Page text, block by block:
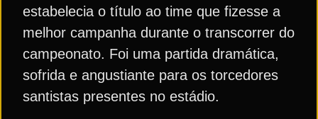
estabelecia o título ao time que fizesse a
melhor campanha durante o transcorrer do
campeonato. Foi uma partida dramática,
sofrida e angustiante para os torcedores
santistas presentes no estádio.